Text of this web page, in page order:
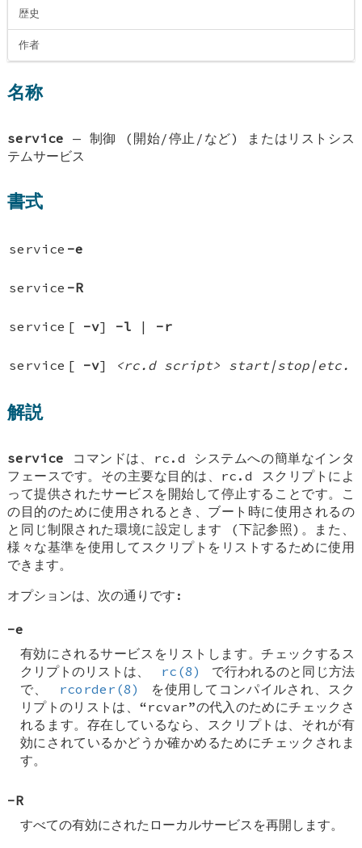
歴史
作者
名称
service — 制御 (開始/停止/など) またはリストシス
テムサービス
書式
service -e
service -R
service [ -v] -l | -r
service [ -v] <rc.d script> start|stop|etc.
解説
service コマンドは、rc.d システムへの簡単なインタ
フェースです。その主要な目的は、rc.d スクリプトによ
って提供されたサービスを開始して停止することです。こ
の目的のために使用されるとき、ブート時に使用されるの
と同じ制限された環境に設定します (下記参照)。また、
様々な基準を使用してスクリプトをリストするために使用
できます。
オプションは、次の通りです:
-e
有効にされるサービスをリストします。チェックするス
クリプトのリストは、
rc(8)
で行われるのと同じ方法
で、
rcorder(8)
を使用してコンパイルされ、スク
リプトのリストは、“rcvar”の代入のためにチェックさ
れるます。存在しているなら、スクリプトは、それが有
効にされているかどうか確かめるためにチェックされま
す。
-R
すべての有効にされたローカルサービスを再開します。